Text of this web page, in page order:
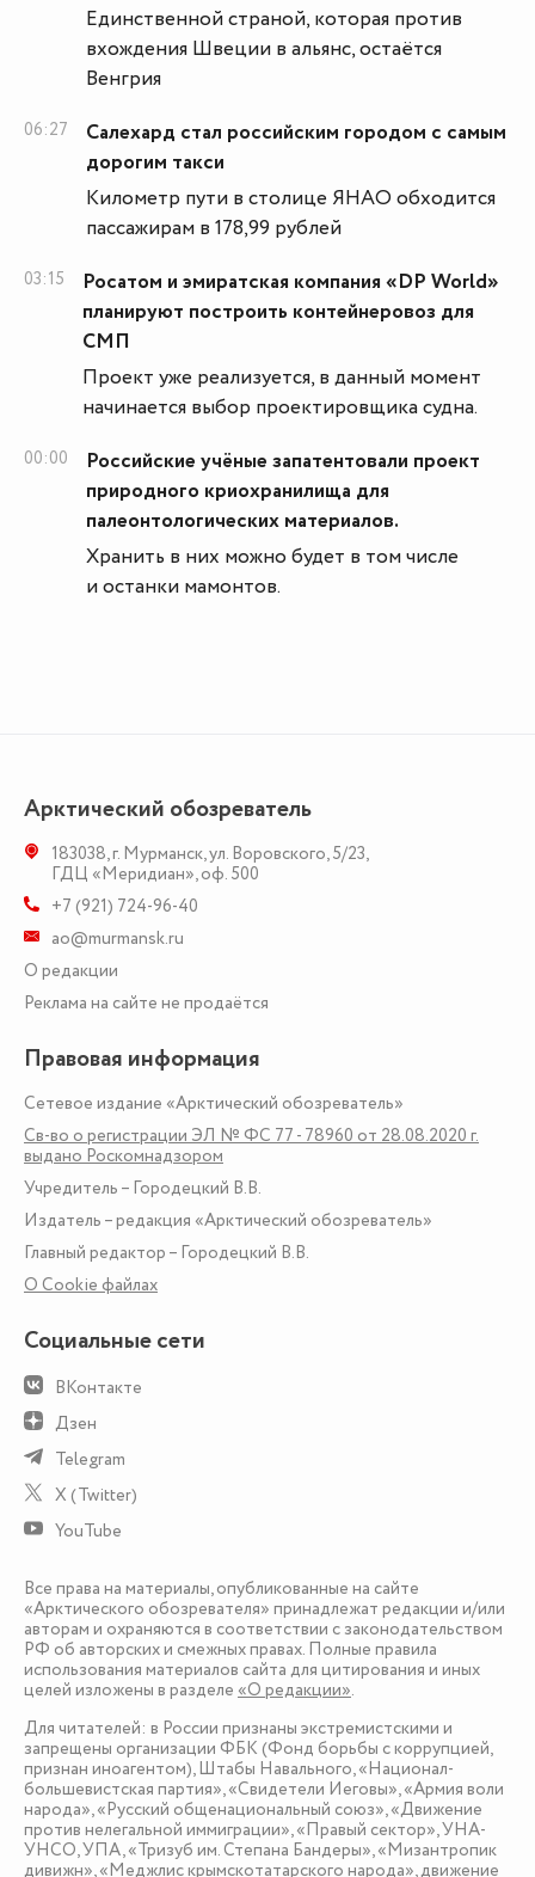
Единственной страной, которая против
вхождения Швеции в альянс, остаётся
Венгрия
06:27
Салехард стал российским городом с самым
дорогим такси
Километр пути в столице ЯНАО обходится
пассажирам в 178,99 рублей
03:15
Росатом и эмиратская компания «DP World»
планируют построить контейнеровоз для
СМП
Проект уже реализуется, в данный момент
начинается выбор проектировщика судна.
00:00
Российские учёные запатентовали проект
природного криохранилища для
палеонтологических материалов.
Хранить в них можно будет в том числе
и останки мамонтов.
Арктический обозреватель
183038,г. Мурманск,ул. Воровского, 5/23,
ГДЦ «Меридиан», оф. 500
+7 (921) 724-96-40
ao@murmansk.ru
О редакции
Реклама на сайте не продаётся
Правовая информация
Сетевое издание «Арктический обозреватель»
Св-во о регистрации ЭЛ № ФС 77 - 78960 от 28.08.2020 г.
выдано Роскомнадзором
Учредитель – Городецкий В.В.
Издатель – редакция «Арктический обозреватель»
Главный редактор – Городецкий В.В.
О Сookie файлах
Социальные сети
ВКонтакте
Дзен
Telegram
X (Twitter)
YouTube
Все права на материалы, опубликованные на сайте
«Арктического обозревателя» принадлежат редакции и/или
авторам и охраняются в соответствии с законодательством
РФ об авторских и смежных правах. Полные правила
использования материалов сайта для цитирования и иных
целей изложены в разделе «О редакции».
Для читателей: в России признаны экстремистскими и
запрещены организации ФБК (Фонд борьбы с коррупцией,
признан иноагентом), Штабы Навального, «Национал-
большевистская партия», «Свидетели Иеговы», «Армия воли
народа», «Русский общенациональный союз», «Движение
против нелегальной иммиграции», «Правый сектор», УНА-
УНСО, УПА, «Тризуб им. Степана Бандеры», «Мизантропик
дивижн», «Меджлис крымскотатарского народа», движение